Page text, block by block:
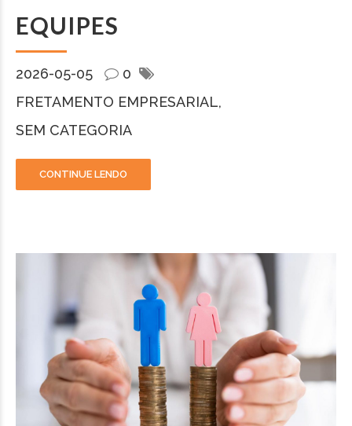
EQUIPES
2026-05-05
0
FRETAMENTO EMPRESARIAL
SEM CATEGORIA
CONTINUE LENDO